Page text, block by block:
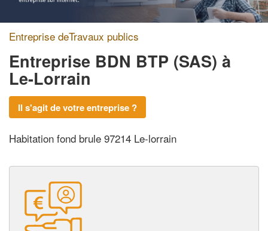
Entreprise deTravaux publics
Entreprise BDN BTP (SAS) à
Le-Lorrain
Il s'agit de votre entreprise ?
Habitation fond brule 97214 Le-lorrain